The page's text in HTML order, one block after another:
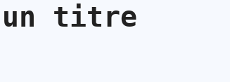
un titre